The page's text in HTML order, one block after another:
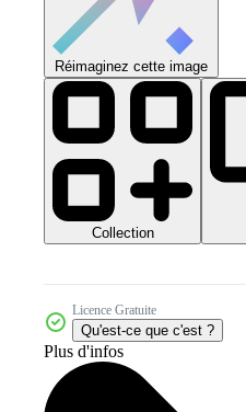
Réimaginez cette image
Collection
Licence Gratuite
Qu'est-ce que c'est ?
Plus d'infos